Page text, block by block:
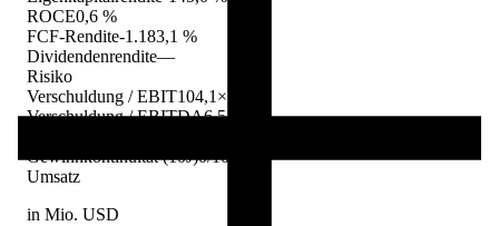
ROCE0,6 %
FCF-Rendite-1.183,1 %
Dividendenrendite—
Risiko
Verschuldung / EBIT104,1×
Verschuldung / EBITDA6,5×
Gewinnkontinuität (10J)0/10 Jahre
Umsatz
in Mio. USD